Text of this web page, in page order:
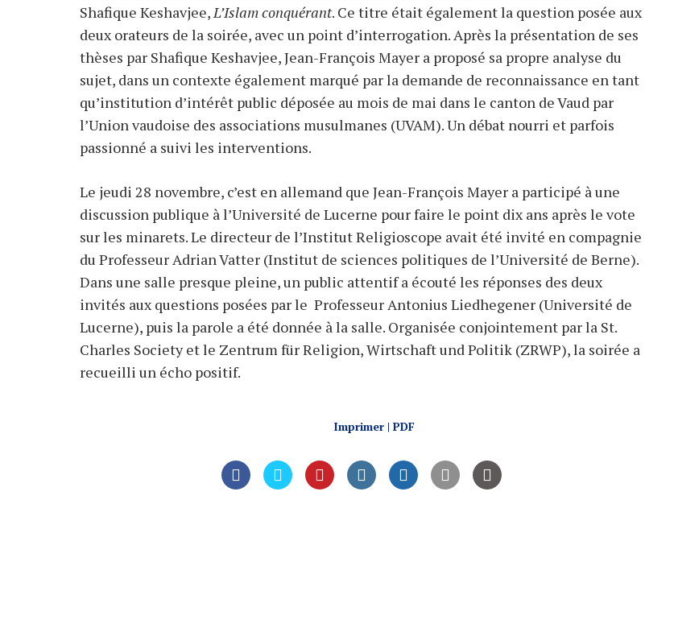
Shafique Keshavjee,L’Islam conquérant. Ce titre était également la question posée aux
deux orateurs de la soirée, avec un point d’interrogation. Après la présentation de ses
thèses par Shafique Keshavjee, Jean-François Mayer a proposé sa propre analyse du
sujet, dans un contexte également marqué par la demande de reconnaissance en tant
qu’institution d’intérêt public déposée au mois de mai dans le canton de Vaud par
l’Union vaudoise des associations musulmanes (UVAM). Un débat nourri et parfois
passionné a suivi les interventions.
Le jeudi 28 novembre, c’est en allemand que Jean-François Mayer a participé à une
discussion publique à l’Université de Lucerne pour faire le point dix ans après le vote
sur les minarets. Le directeur de l’Institut Religioscope avait été invité en compagnie
du Professeur Adrian Vatter (Institut de sciences politiques de l’Université de Berne).
Dans une salle presque pleine, un public attentif a écouté les réponses des deux
invités aux questions posées par le Professeur Antonius Liedhegener (Université de
Lucerne), puis la parole a été donnée à la salle. Organisée conjointement par la St.
Charles Society et le Zentrum für Religion, Wirtschaft und Politik (ZRWP), la soirée a
recueilli un écho positif.
Imprimer | PDF